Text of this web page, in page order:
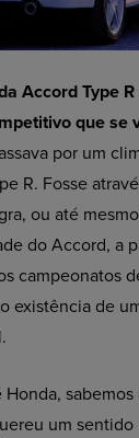
Accord Type
que se
por um
R. Fosse
ou até
do Accord, a
campeonatos
existência de
um